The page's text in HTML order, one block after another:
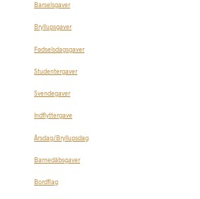
Barselsgaver
Bryllupsgaver
Fødselsdagsgaver
Studentergaver
Svendegaver
Indflyttergave
Årsdag/Bryllupsdag
Barnedåbsgaver
Bordflag